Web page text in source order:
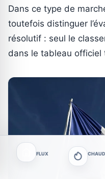
Dans ce type de
toutefois distinguer
résolutif : seul le
dans le tableau officiel
FLUX CHAUD